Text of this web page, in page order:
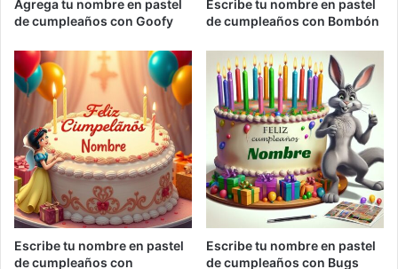
Agrega tu nombre en pastel
de cumpleaños con Goofy
Escribe tu nombre en pastel
de cumpleaños con Bombón
Escribe tu nombre en pastel
de cumpleaños con
Escribe tu nombre en pastel
de cumpleaños con Bugs